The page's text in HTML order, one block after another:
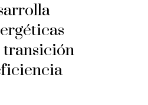
transición